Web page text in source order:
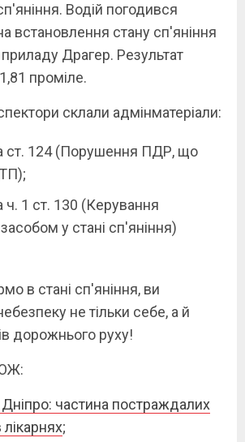
Водій погодився
встановлення стану сп'яніння
Драгер. Результат
проміле.
склали адмінматеріали:
ст. 124 (Порушення ПДР, що
ч. 1 ст. 130 (Керування
у стані сп'яніння)
в стані сп'яніння, ви
не тільки себе, а й
дорожнього руху!
частина постраждалих
;